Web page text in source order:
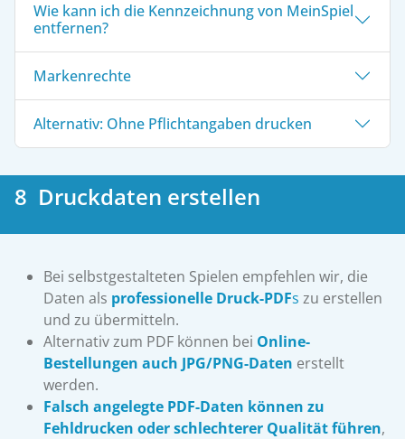
Wie kann ich die Kennzeichnung von MeinSpiel
entfernen?
Markenrechte
Alternativ: Ohne Pflichtangaben drucken
8 Druckdaten erstellen
Bei selbstgestalteten Spielen empfehlen wir, die
Daten als professionelle Druck-PDFs zu erstellen
und zu übermitteln.
Alternativ zum PDF können bei Online-
Bestellungen auch JPG/PNG-Daten erstellt
werden.
Falsch angelegte PDF-Daten können zu
Fehldrucken oder schlechterer Qualität führen,